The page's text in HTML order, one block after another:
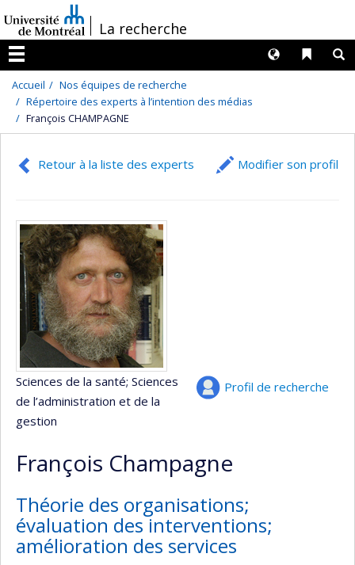
au
contenu
/La recherche
Menu
Liens
Langues
Accueil
Nos équipes de recherche
Répertoire des experts à l’intention des médias
François CHAMPAGNE
Retour à la liste des experts Modifier son profil
Profil de recherche
Sciences de la santé; Sciences
de l’administration et de la
gestion
François Champagne
Théorie des organisations;
évaluation des interventions;
amélioration des services